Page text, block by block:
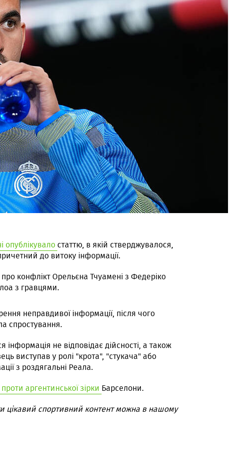
опублікувало статтю, в якій стверджувалося,
до витоку інформації.
конфлікт Орельєна Тчуамені з Федеріко
з гравцями.
неправдивої інформації, після чого
спростування.
не відповідає дійсності, а також
виступав у ролі "крота", "стукача" або
з роздягальні Реала.
аргентинської зірки Барселони.
цікавий спортивний контент можна в нашому